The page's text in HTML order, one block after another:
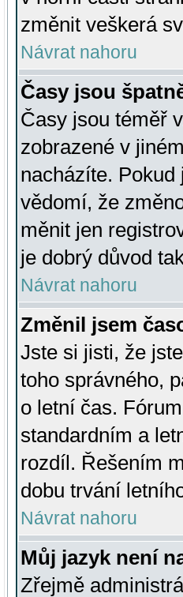
změnit veškerá
Návrat nahoru
Časy jsou
Časy jsou téměř
zobrazené v
nacházíte.
vědomí, že
měnit jen
je dobrý důvod
Návrat nahoru
Změnil jsem
Jste si jisti, že
toho správného,
o letní čas.
standardním a
rozdíl. Řešením
dobu trvání
Návrat nahoru
Můj jazyk není
Zřejmě